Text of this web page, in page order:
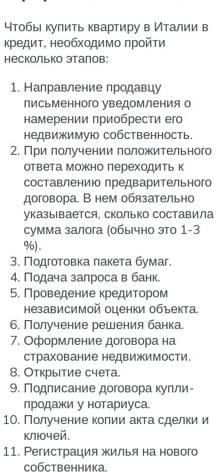
Чтобы купить квартиру в Италии в
кредит, необходимо пройти
несколько этапов:
Направление продавцу
письменного уведомления о
намерении приобрести его
недвижимую собственность.
При получении положительного
ответа можно переходить к
составлению предварительного
договора. В нем обязательно
указывается, сколько составила
сумма залога (обычно это 1-3
%).
Подготовка пакета бумаг.
Подача запроса в банк.
Проведение кредитором
независимой оценки объекта.
Получение решения банка.
Оформление договора на
страхование недвижимости.
Открытие счета.
Подписание договора купли-
продажи у нотариуса.
Получение копии акта сделки и
ключей.
Регистрация жилья на нового
собственника.